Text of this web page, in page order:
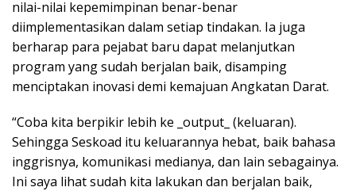
nilai-nilai kepemimpinan benar-benar
diimplementasikan dalam setiap tindakan. Ia juga
berharap para pejabat baru dapat melanjutkan
program yang sudah berjalan baik, disamping
menciptakan inovasi demi kemajuan Angkatan Darat.
“Coba kita berpikir lebih ke _output_ (keluaran).
Sehingga Seskoad itu keluarannya hebat, baik bahasa
inggrisnya, komunikasi medianya, dan lain sebagainya.
Ini saya lihat sudah kita lakukan dan berjalan baik,